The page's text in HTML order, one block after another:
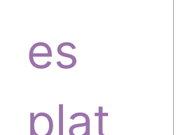
o
o
d
es
plat